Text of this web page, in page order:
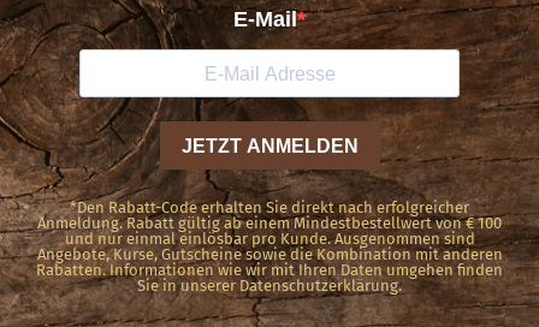
*Den Rabatt-Code erhalten Sie direkt nach erfolgreicher
Anmeldung. Rabatt gültig ab einem Mindestbestellwert von € 100
und nur einmal einlösbar pro Kunde. Ausgenommen sind
Angebote, Kurse, Gutscheine sowie die Kombination mit anderen
Rabatten. Informationen wie wir mit Ihren Daten umgehen finden
Sie in unserer Datenschutzerklärung.